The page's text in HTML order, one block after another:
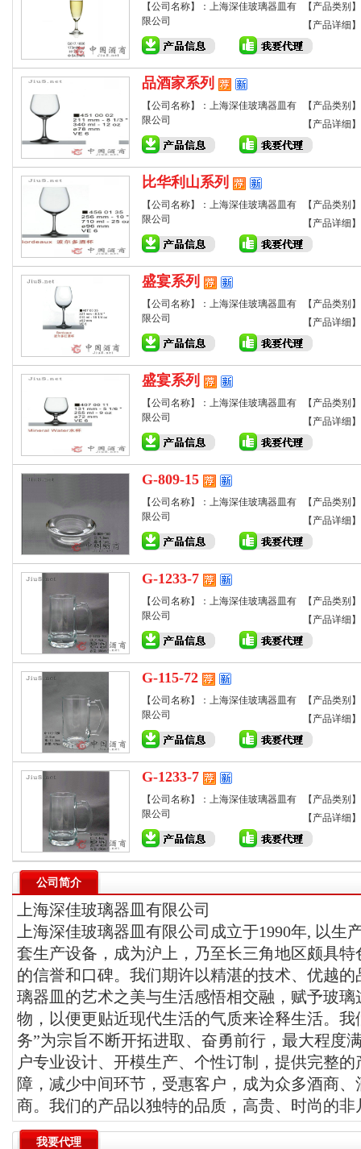
【公司名称】：上海深佳玻璃器皿有
限公司
【产品类别
【产品详细
品酒家系列
【公司名称】：上海深佳玻璃器皿有
限公司
【产品类别
【产品详细
比华利山系列
【公司名称】：上海深佳玻璃器皿有
限公司
【产品类别
【产品详细
盛宴系列
【公司名称】：上海深佳玻璃器皿有
限公司
【产品类别
【产品详细
盛宴系列
【公司名称】：上海深佳玻璃器皿有
限公司
【产品类别
【产品详细
G-809-15
【公司名称】：上海深佳玻璃器皿有
限公司
【产品类别
【产品详细
G-1233-7
【公司名称】：上海深佳玻璃器皿有
限公司
【产品类别
【产品详细
G-115-72
【公司名称】：上海深佳玻璃器皿有
限公司
【产品类别
【产品详细
G-1233-7
【公司名称】：上海深佳玻璃器皿有
限公司
【产品类别
【产品详细
公司简介
上海深佳玻璃器皿有限公司
上海深佳玻璃器皿有限公司成立于1990年, 以生
套生产设备，成为沪上，乃至长三角地区颇具
的信誉和口碑。我们期许以精湛的技术、优越
璃器皿的艺术之美与生活感悟相交融，赋予玻
物，以便更贴近现代生活的气质来诠释生活。我
务”为宗旨不断开拓进取、奋勇前行，最大程度
户专业设计、开模生产、个性订制，提供完整
障，减少中间环节，受惠客户，成为众多酒商
商。我们的产品以独特的品质，高贵、时尚的
我要代理